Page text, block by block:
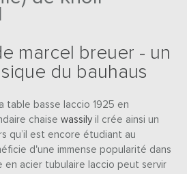
marcel breuer - un
du bauhaus
table basse laccio 1925 en
chaisewassily il crée ainsi un
qu’il est encore étudiant au
d'une immense popularité dans
en acier tubulaire laccio peut servir